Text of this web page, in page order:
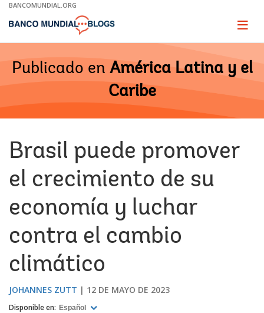
Skip
Main
BANCOMUNDIAL.ORG
Page
Publicado en América Latina y el
Caribe
Brasil puede promover
el crecimiento de su
economía y luchar
contra el cambio
climático
JOHANNES ZUTT 12 DE MAYO DE 2023
Disponible en: Español